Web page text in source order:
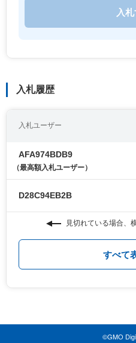
入札履歴
入札ユーザー
AFA974BDB9
（最高額入札ユーザー）
D28C94EB2B
見切れている場合、
すべて
©GMO